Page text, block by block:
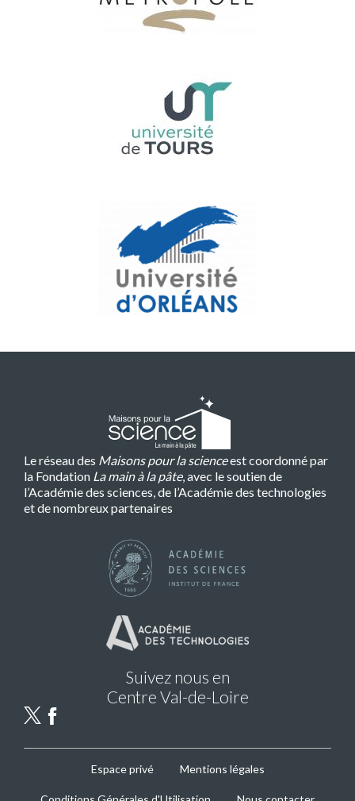
Le réseau des Maisons pour la scienceest coordonné par
la Fondation La main à la pâte, avec le soutien de
l’Académie des sciences, de l’Académie des technologies
et de nombreux partenaires
Suivez nous en
Centre Val-de-Loire
Footer
Espace privé Mentions légales